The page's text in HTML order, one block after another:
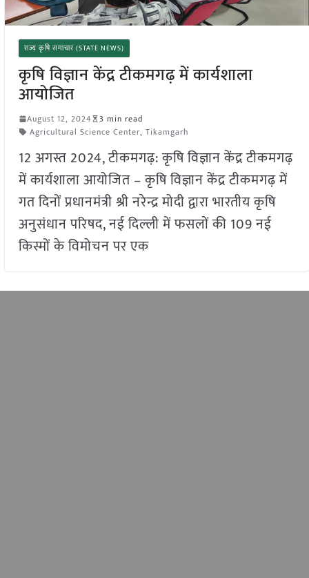
राज्य कृषि समाचार (STATE NEWS)
कृषि विज्ञान केंद्र टीकमगढ़ में कार्यशाला
आयोजित
August 12, 2024
3 min read
Agricultural Science Center, Tikamgarh
12 अगस्त 2024, टीकमगढ़: कृषि विज्ञान केंद्र टीकमगढ़
में कार्यशाला आयोजित – कृषि विज्ञान केंद्र टीकमगढ़ में
गत दिनों प्रधानमंत्री श्री नरेन्द्र मोदी द्वारा भारतीय कृषि
अनुसंधान परिषद, नई दिल्ली में फसलों की 109 नई
किस्मों के विमोचन पर एक